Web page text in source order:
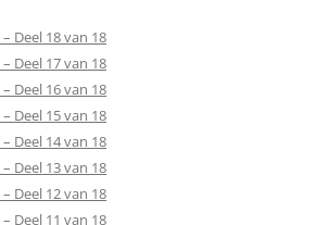
Deel 18 van 18
Deel 17 van 18
Deel 16 van 18
Deel 15 van 18
Deel 14 van 18
Deel 13 van 18
Deel 12 van 18
Deel 11 van 18